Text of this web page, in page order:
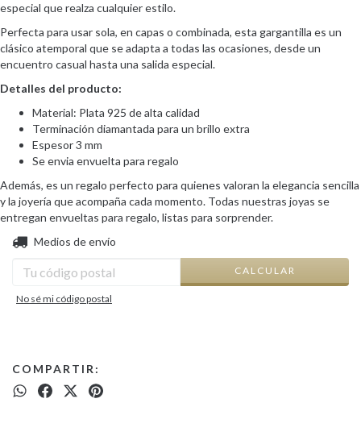
especial que realza cualquier estilo.
Perfecta para usar sola, en capas o combinada, esta gargantilla es un
clásico atemporal que se adapta a todas las ocasiones, desde un
encuentro casual hasta una salida especial.
Detalles del producto:
Material: Plata 925 de alta calidad
Terminación diamantada para un brillo extra
Espesor 3 mm
Se envia envuelta para regalo
Además, es un regalo perfecto para quienes valoran la elegancia sencilla
y la joyería que acompaña cada momento. Todas nuestras joyas se
entregan envueltas para regalo, listas para sorprender.
Entregas para el CP:
Medios de envío
CALCULAR
No sé mi código postal
COMPARTIR: